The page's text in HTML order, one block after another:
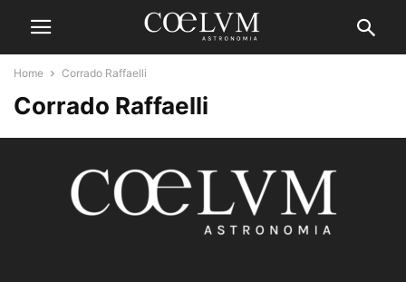
Home Corrado Raffaelli
Corrado Raffaelli